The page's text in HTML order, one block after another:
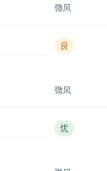
微风
良
微风
优